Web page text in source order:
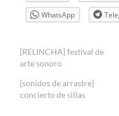
WhatsApp
[RELINCHA] festival de
arte sonoro
[sonidos de arrastre]
concierto de sillas